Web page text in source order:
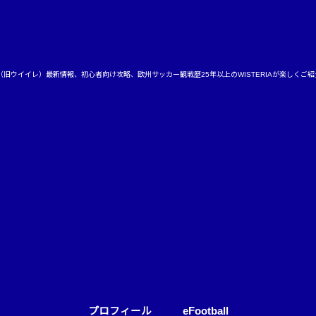
旧ウイイレ）最新情報、初心者向け攻略、欧州サッカー観戦歴25年以上のWISTERIAが楽しくご紹
プロフィール eFootball